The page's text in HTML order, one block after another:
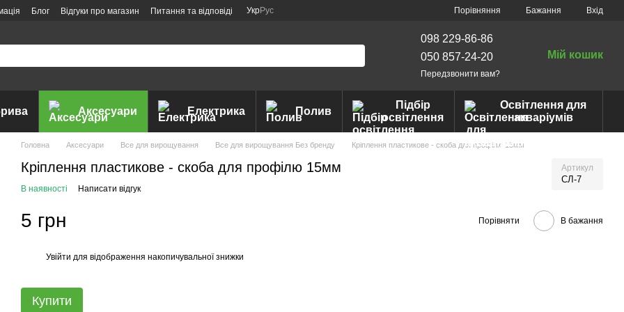
Блог Відгуки про магазин Питання та відповіді УкрРус Порівняння Бажання Вхід
098 229-86-86
050 857-24-20
Передзвонити вам?
Мій кошик
Аксесуари Електрика Полив
Підбір
освітлення
Освітлення для
акваріумів
Головна Аксесуари Все для вирощування Все для вирощування Без бренду Кріплення пластикове - скоба для профілю 15мм
Кріплення пластикове - скоба для профілю 15мм Артикул
СЛ-7
В наявності Написати відгук
5 грн Порівняти В бажання
Увійти для відображення накопичувальної знижки
Купити